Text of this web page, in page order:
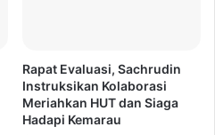
Rapat Evaluasi, Sachrudin
Instruksikan Kolaborasi
Meriahkan HUT dan Siaga
Hadapi Kemarau